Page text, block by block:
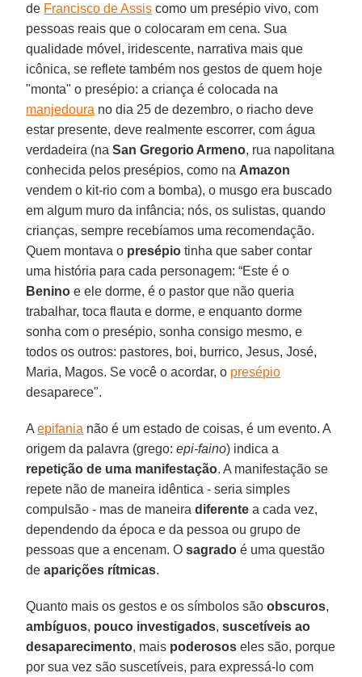
de Francisco de Assis como um presépio vivo, com
pessoas reais que o colocaram em cena. Sua
qualidade móvel, iridescente, narrativa mais que
icônica, se reflete também nos gestos de quem hoje
"monta" o presépio: a criança é colocada na
manjedoura no dia 25 de dezembro, o riacho deve
estar presente, deve realmente escorrer, com água
verdadeira (naSan Gregorio Armeno, rua napolitana
conhecida pelos presépios, como na Amazon
vendem o kit-rio com a bomba), o musgo era buscado
em algum muro da infância; nós, os sulistas, quando
crianças, sempre recebíamos uma recomendação.
Quem montava o presépio tinha que saber contar
uma história para cada personagem: “Este é o
Benino e ele dorme, é o pastor que não queria
trabalhar, toca flauta e dorme, e enquanto dorme
sonha com o presépio, sonha consigo mesmo, e
todos os outros: pastores, boi, burrico, Jesus, José,
Maria, Magos. Se você o acordar, o presépio
desaparece".
Aepifania não é um estado de coisas, é um evento. A
origem da palavra (grego:epi-faino) indica a
repetição de uma manifestação. A manifestação se
repete não de maneira idêntica - seria simples
compulsão - mas de maneiradiferente a cada vez,
dependendo da época e da pessoa ou grupo de
pessoas que a encenam. Osagrado é uma questão
deaparições rítmicas.
Quanto mais os gestos e os símbolos sãoobscuros,
ambíguos, pouco investigados,suscetíveis ao
desaparecimento, mais poderosos eles são, porque
por sua vez são suscetíveis, para expressá-lo com